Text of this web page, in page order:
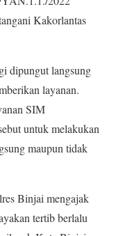
Kakorlantas
dipungut langsung
layanan.
SIM
untuk melakukan
maupun tidak
Binjai mengajak
tertib berlalu